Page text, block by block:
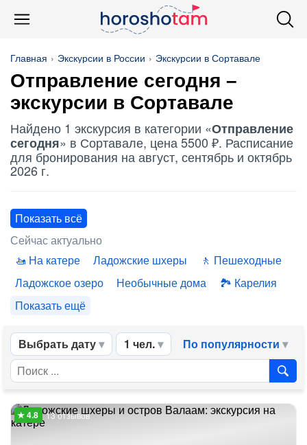
Главная Экскурсии в России Экскурсии в Сортавале
Отправление сегодня –
экскурсии в Сортавале
Найдено 1 экскурсия в категории «Отправление
сегодня» в Сортавале, цена 5500 ₽. Расписание
для бронирования на август, сентябрь и октябрь
2026 г.
Показать всё
Сейчас актуально
На катере
Ладожские шхеры
Пешеходные
Ладожское озеро
Необычные дома
Карелия
Показать ещё
Выбрать дату 1 чел. По популярности
13 отзывов